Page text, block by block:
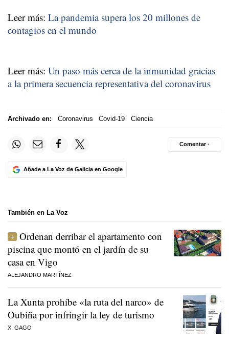
Leer más: La pandemia supera los 20 millones de
contagios en el mundo
Leer más: Un paso más cerca de la inmunidad gracias
a la primera secuencia representativa del coronavirus
Archivado en: Coronavirus Covid-19 Ciencia
Añade a La Voz de Galicia en Google
Comentar ·
También en La Voz
Ordenan derribar el apartamento con
piscina que montó en el jardín de su
casa en Vigo
ALEJANDRO MARTÍNEZ
La Xunta prohíbe «la ruta del narco» de
Oubiña por infringir la ley de turismo
X. GAGO